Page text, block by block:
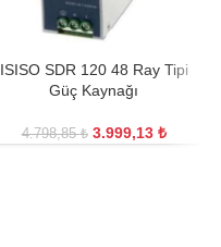
ISISO SDR 120 48 Ray Tipi
Güç Kaynağı
4.798,85₺ 3.999,13 ₺